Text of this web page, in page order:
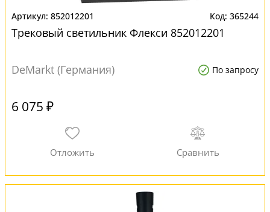
852012201 365244
Трековый светильник Флекси 852012201
DeMarkt (Германия) По запросу
6 075 ₽